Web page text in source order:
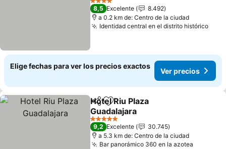
Ver precios
4 Estrellas
8,5 Excelente
8.492
a 0.2 km de: Centro de la ciudad
Identidad central en el distrito históricoVer
Elige fechas para ver los precios exactos
Ver precios
CompartirAgregar a favoritos
Hotel Riu Plaza
Guadalajara
Ver precios
5 Estrellas
9,2 Excelente
30.745
a 5.3 km de: Centro de la ciudad
Bar panorámico 360 en la azotea